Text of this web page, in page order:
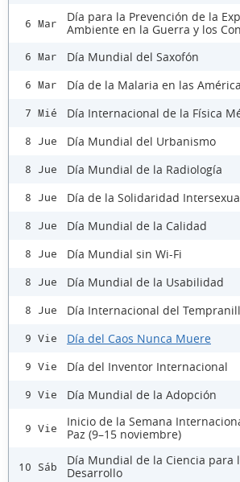
6 Mar
Día para la Prevención de la
Ambiente en la Guerra y los
6 Mar Día Mundial del Saxofón
6 Mar Día de la Malaria en las
7 Mié Día Internacional de la Física
8 Jue Día Mundial del Urbanismo
8 Jue Día Mundial de la Radiología
8 Jue Día de la Solidaridad
8 Jue Día Mundial de la Calidad
8 Jue Día Mundial sin Wi-Fi
8 Jue Día Mundial de la Usabilidad
8 Jue Día Internacional del
9 Vie Día del Caos Nunca Muere
9 Vie Día del Inventor Internacional
9 Vie Día Mundial de la Adopción
9 Vie
Inicio de la Semana
Paz (9–15 noviembre)
10 Sáb
Día Mundial de la Ciencia para
Desarrollo